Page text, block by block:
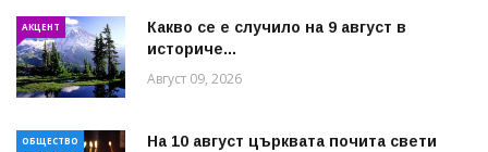
АКЦЕНТ
Какво се е случило на 9 август в
историче...
Август 09, 2026
ОБЩЕСТВО
На 10 август църквата почита свети